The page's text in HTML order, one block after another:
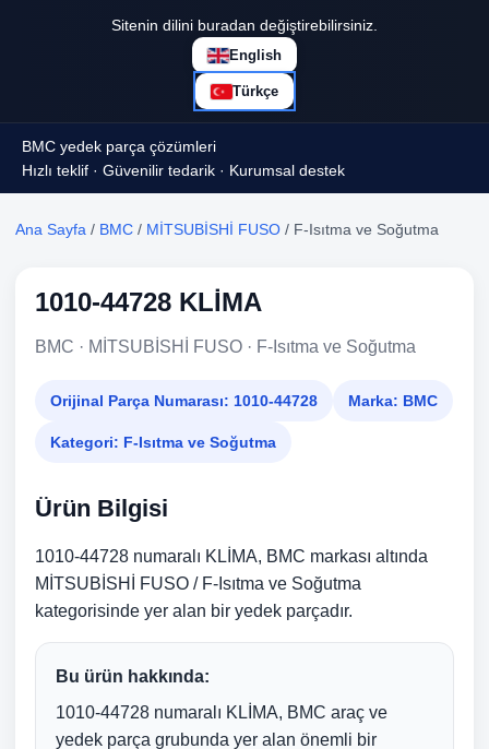
Sitenin dilini buradan değiştirebilirsiniz.
English
Türkçe
BMC yedek parça çözümleri
Hızlı teklif · Güvenilir tedarik · Kurumsal destek
Ana Sayfa / BMC / MİTSUBİSHİ FUSO / F-Isıtma ve Soğutma
1010-44728 KLİMA
BMC · MİTSUBİSHİ FUSO · F-Isıtma ve Soğutma
Orijinal Parça Numarası: 1010-44728 Marka: BMC
Kategori: F-Isıtma ve Soğutma
Ürün Bilgisi
1010-44728 numaralı KLİMA, BMC markası altında
MİTSUBİSHİ FUSO / F-Isıtma ve Soğutma
kategorisinde yer alan bir yedek parçadır.
Bu ürün hakkında:
1010-44728 numaralı KLİMA, BMC araç ve
yedek parça grubunda yer alan önemli bir